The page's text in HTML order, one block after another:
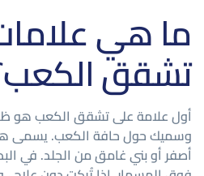
ما هي
تشقق الكعب؟
أول علامة على تشقق الكعب هو
وسميك حول حافة الكعب. يسمى
أصفر أو بني غامق من الجلد. في